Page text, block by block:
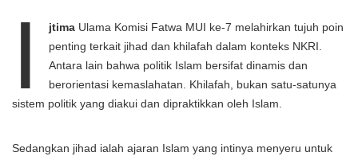
I jtima Ulama Komisi Fatwa MUI ke-7 melahirkan tujuh poin
penting terkait jihad dan khilafah dalam konteks NKRI.
Antara lain bahwa politik Islam bersifat dinamis dan
berorientasi kemaslahatan. Khilafah, bukan satu-satunya
sistem politik yang diakui dan dipraktikkan oleh Islam.
Sedangkan jihad ialah ajaran Islam yang intinya menyeru untuk